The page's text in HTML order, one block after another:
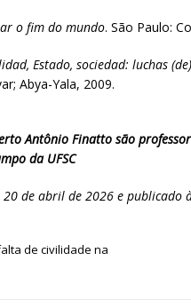
o fim do mundo. São Paulo:
Estado, sociedad: luchas
Abya-Yala, 2009.
Antônio Finatto são
da UFSC
de abril de 2026 e publicado
de civilidade na